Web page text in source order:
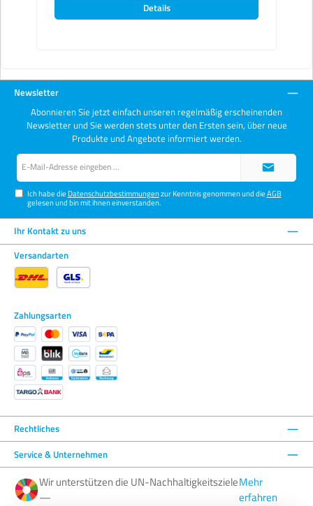
Details
Newsletter
Abonnieren Sie jetzt einfach unseren regelmäßig erscheinenden
Newsletter und Sie werden stets unter den Ersten sein, über neue
Produkte und Angebote informiert werden.
Ich habe die Datenschutzbestimmungenzur Kenntnis genommen und dieAGB
gelesen und bin mit ihnen einverstanden.
Ihr Kontakt zu uns
Versandarten
Zahlungsarten
Rechtliches
Service & Unternehmen
Wir unterstützen die UN-Nachhaltigkeitsziele
—
Mehr
erfahren